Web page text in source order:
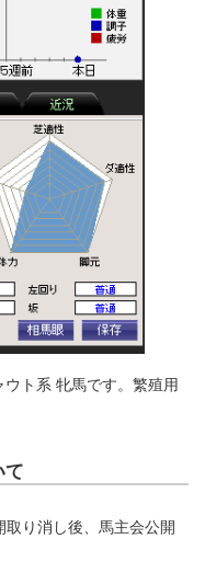
ト系 牝馬です。繁殖用
て
り消し後、馬主会公開